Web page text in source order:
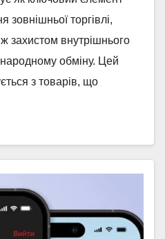
торгівлі,
захистом внутрішнього
обміну. Цей
з товарів, що